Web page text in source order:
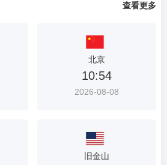
查看更多
北京
10:54
2026-08-08
旧金山